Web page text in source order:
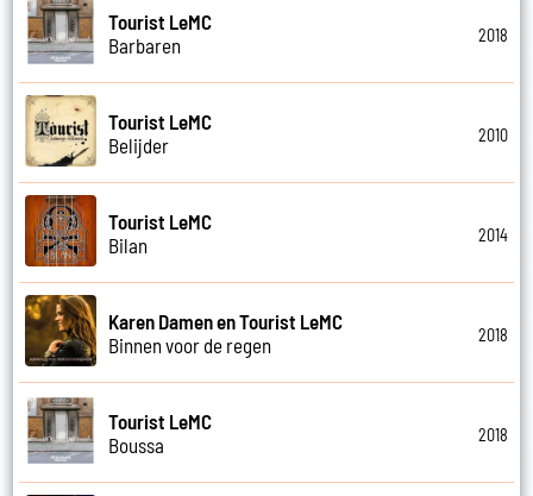
Tourist LeMC
Barbaren
2018
Tourist LeMC
Belijder
2010
Tourist LeMC
Bilan
2014
Karen Damen en Tourist LeMC
Binnen voor de regen
2018
Tourist LeMC
Boussa
2018